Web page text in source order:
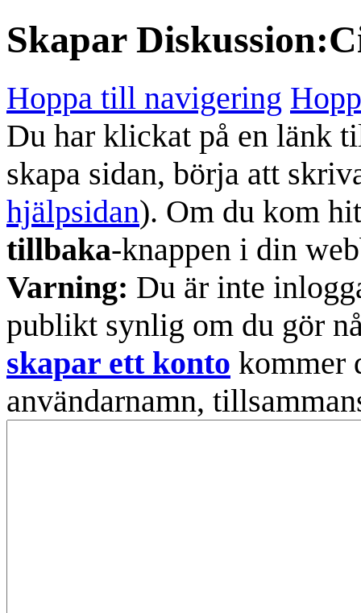
Skapar
Hoppa till navigering
Du har klickat på en länk
skapa sidan, börja att
hjälpsidan). Om du kom
tillbaka-knappen i din
Varning: Du är inte
publikt synlig om du gör
skapar ett konto kommer
användarnamn,